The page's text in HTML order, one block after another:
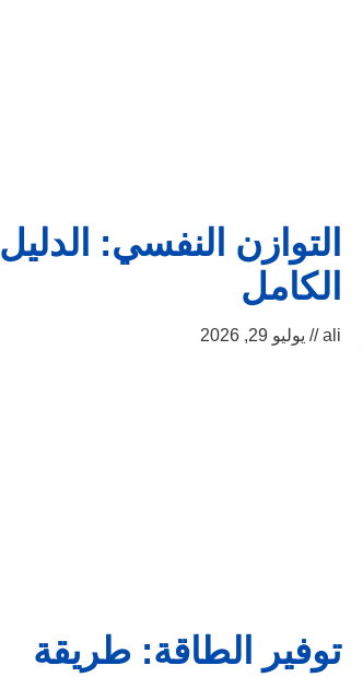
التوازن النفسي: الدليل
الكامل
ali يوليو 29, 2026
توفير الطاقة: طريقة